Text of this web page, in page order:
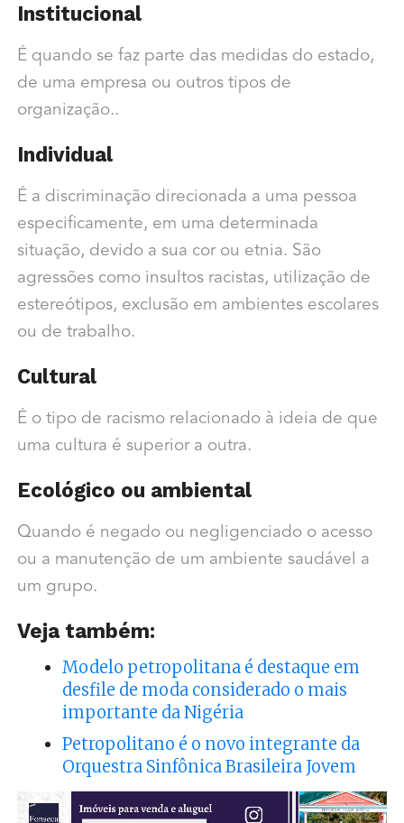
Institucional
É quando se faz parte das medidas do estado,
de uma empresa ou outros tipos de
organização..
Individual
É a discriminação direcionada a uma pessoa
especificamente, em uma determinada
situação, devido a sua cor ou etnia. São
agressões como insultos racistas, utilização de
estereótipos, exclusão em ambientes escolares
ou de trabalho.
Cultural
É o tipo de racismo relacionado à ideia de que
uma cultura é superior a outra.
Ecológico ou ambiental
Quando é negado ou negligenciado o acesso
ou a manutenção de um ambiente saudável a
um grupo.
Veja também:
Modelo petropolitana é destaque em
desfile de moda considerado o mais
importante da Nigéria
Petropolitano é o novo integrante da
Orquestra Sinfônica Brasileira Jovem